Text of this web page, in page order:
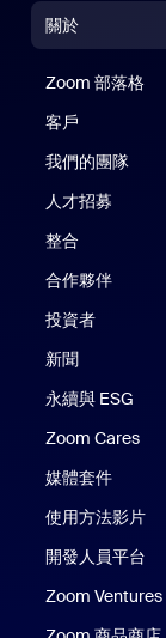
關於
Zoom 部落格
客戶
我們的團隊
人才招募
整合
合作夥伴
投資者
新聞
永續與 ESG
Zoom Cares
媒體套件
使用方法影片
開發人員平台
Zoom Ventures